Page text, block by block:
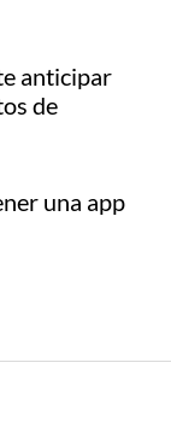
anticipar
de
una app